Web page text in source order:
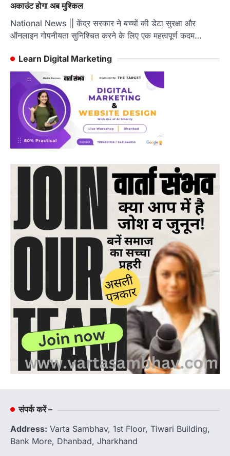
अकाउंट होगा अब मुश्किल
National News || केंद्र सरकार ने बच्चों की डेटा सुरक्षा और
ऑनलाइन गोपनीयता सुनिश्चित करने के लिए एक महत्वपूर्ण कदम…
Learn Digital Marketing
संपर्क करें –
Address: Varta Sambhav, 1st Floor, Tiwari Building,
Bank More, Dhanbad, Jharkhand